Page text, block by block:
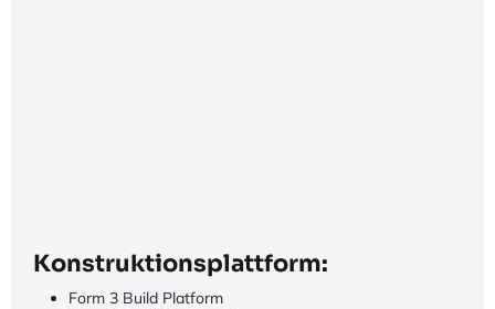
Konstruktionsplattform:
Form 3 Build Platform